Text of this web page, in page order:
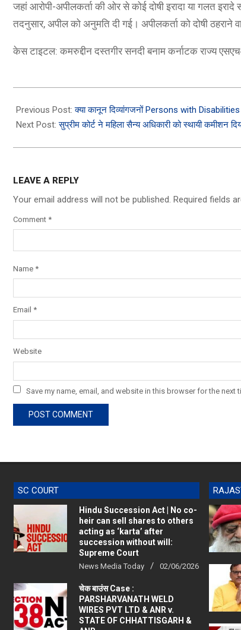
जहां आरोपी-अपीलकर्ता की ओर से कोई दोषी इरादा या गलत इरादे
तदनुसार, अपील को अनुमति दी गई। अपीलकर्ता को दोषी ठहराने
केस टाइटल: कमरुद्दीन दस्तगीर सनदी बनाम कर्नाटक राज्य
12-
09
Previous Post:क्या कानून दिव्यांगजनों Persons with Disabilities
Next Post:सुप्रीम कोर्ट ने महिला सैन्य अधिकारी को स्थायी कमीशन
LEAVE A REPLY
Your email address will not be published. Required fields
Comment *
Name *
Email *
Website
Save my name, email, and website in this browser for the next
SC COURT
Hindu Succession Act | No co-
heir can sell shares to others
acting as ‘karta’ after
succession without will:
Supreme Court
News Media Today 02/06/2026
चेक बाउंस Case :
PARSHARVANATH WELD
WIRES PVT LTD & ANR v.
STATE OF CHHATTISGARH &